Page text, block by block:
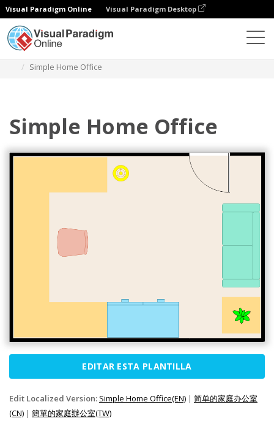
Visual Paradigm Online Visual Paradigm Desktop
Simple Home Office
Simple Home Office
EDITAR ESTA PLANTILLA
Edit Localized Version: Simple Home Office(EN) | 简单的家庭办公室
(CN) | 簡單的家庭辦公室(TW)